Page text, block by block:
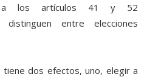
a los artículos 41 y 52
entre elecciones
tiene dos efectos, uno, elegir a